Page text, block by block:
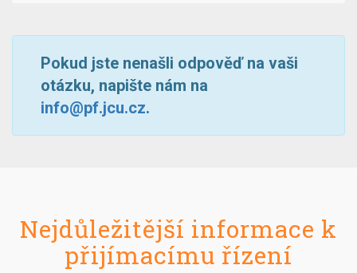
Pokud jste nenašli odpověď na vaši
otázku, napište nám na
info@pf.jcu.cz.
Nejdůležitější informace k
přijímacímu řízení